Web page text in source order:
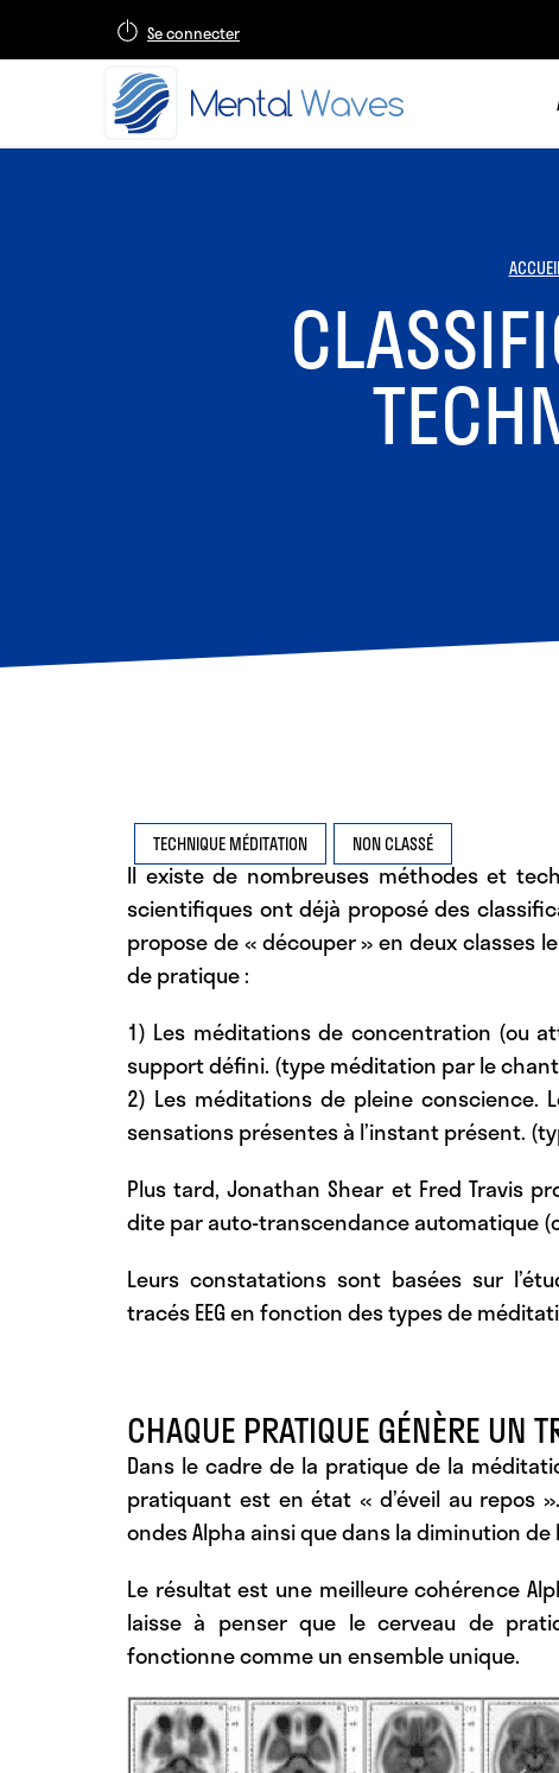
Se connecter
TECHNIQUE MÉDITATION NON CLASSÉ
Il existe de nombreuses méthodes et
scientifiques ont déjà proposé des
propose de « découper » en deux classes
de pratique :
1) Les méditations de concentration (ou
support défini. (type méditation par le
2) Les méditations de pleine conscience.
sensations présentes à l’instant présent.
Plus tard, Jonathan Shear et Fred Travis
dite par auto-transcendance automatique
Leurs constatations sont basées sur
tracés EEG en fonction des types de
CHAQUE PRATIQUE GÉNÈRE UN
Dans le cadre de la pratique de la
pratiquant est en état « d’éveil au repos
ondes Alpha ainsi que dans la diminution
Le résultat est une meilleure cohérence
laisse à penser que le cerveau de
fonctionne comme un ensemble unique.